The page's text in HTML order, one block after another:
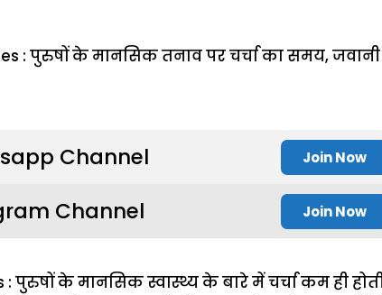
Channel Join Now
Channel Join Now
: पुरुषों के मानसिक स्वास्थ्य के बारे में चर्चा कम ही